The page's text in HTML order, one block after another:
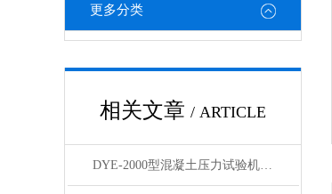
更多分类
相关文章 / ARTICLE
DYE-2000型混凝土压力试验机200吨产品展示